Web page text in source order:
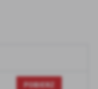
POBIERZ